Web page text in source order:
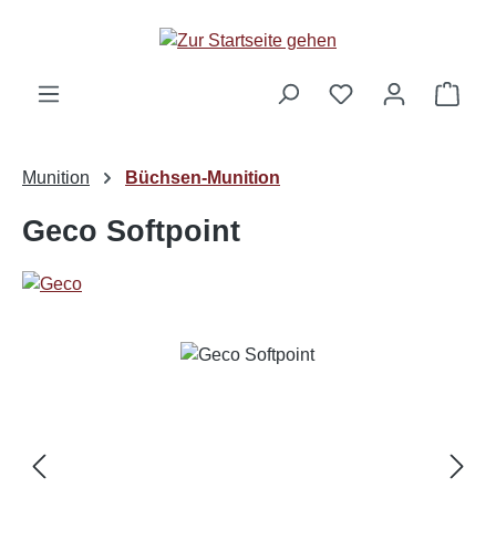
Zum Hauptinhalt springen
Munition Büchsen-Munition
Geco Softpoint